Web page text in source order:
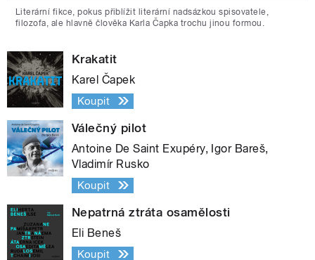
Literární fikce, pokus přiblížit literární nadsázkou spisovatele,
filozofa, ale hlavně člověka Karla Čapka trochu jinou formou.
Krakatit
Karel Čapek
Koupit
Válečný pilot
Antoine De Saint Exupéry, Igor Bareš,
Vladimír Rusko
Koupit
Nepatrná ztráta osamělosti
Eli Beneš
Koupit